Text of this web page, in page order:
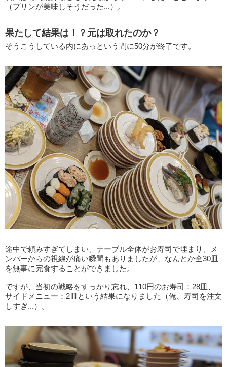
（プリンが美味しそうだった...）。
果たして結果は！？元は取れたのか？
そうこうしている内にあっという間に50分が終了です。
途中で頼みすぎてしまい、テーブル全体がお寿司で埋まり、メ
ンバーからの視線が痛い瞬間もありましたが、なんとか全30皿
を無事に完食することができました。
ですが、当初の戦略をすっかり忘れ、110円のお寿司：28皿、
サイドメニュー：2皿という結果になりました（俺、寿司を注文
しすぎ...）。